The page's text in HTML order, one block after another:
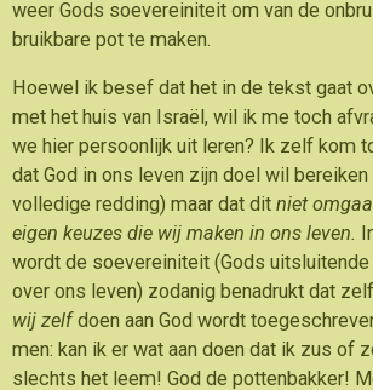
weer Gods soevereiniteit om van de
bruikbare pot te maken.
Hoewel ik besef dat het in de tekst gaat
met het huis van Israël, wil ik me toch
we hier persoonlijk uit leren? Ik zelf kom
dat God in ons leven zijn doel wil bereiken
volledige redding) maar dat dit niet
eigen keuzes die wij maken in ons leven.
wordt de soevereiniteit (Gods
over ons leven) zodanig benadrukt dat
wij zelfdoen aan God wordt
men: kan ik er wat aan doen dat ik zus of
slechts het leem! God de pottenbakker!